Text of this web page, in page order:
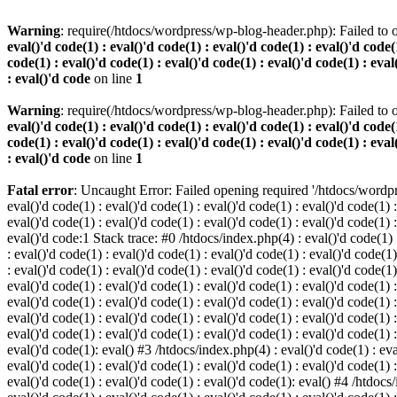
Warning: require(/htdocs/wordpress/wp-blog-header.php): Failed
eval()'d code(1) : eval()'d code(1) : eval()'d code(1) : eval()'d
code(1) : eval()'d code(1) : eval()'d code(1) : eval()'d code(1) :
: eval()'d code on line 1
Warning: require(/htdocs/wordpress/wp-blog-header.php): Failed
eval()'d code(1) : eval()'d code(1) : eval()'d code(1) : eval()'d
code(1) : eval()'d code(1) : eval()'d code(1) : eval()'d code(1) :
: eval()'d code on line 1
Fatal error: Uncaught Error: Failed opening required '/htdocs/
eval()'d code(1) : eval()'d code(1) : eval()'d code(1) : eval()'d
eval()'d code(1) : eval()'d code(1) : eval()'d code(1) : eval()'d
eval()'d code:1 Stack trace: #0 /htdocs/index.php(4) : eval()'d
: eval()'d code(1) : eval()'d code(1) : eval()'d code(1) : eval()'d
: eval()'d code(1) : eval()'d code(1) : eval()'d code(1) : eval()'d
eval()'d code(1) : eval()'d code(1) : eval()'d code(1) : eval()'d
eval()'d code(1) : eval()'d code(1) : eval()'d code(1) : eval()'d
eval()'d code(1) : eval()'d code(1) : eval()'d code(1) : eval()'d
eval()'d code(1) : eval()'d code(1) : eval()'d code(1) : eval()'d
eval()'d code(1): eval() #3 /htdocs/index.php(4) : eval()'d code(1) :
eval()'d code(1) : eval()'d code(1) : eval()'d code(1) : eval()'d
eval()'d code(1) : eval()'d code(1) : eval()'d code(1): eval() #4 /